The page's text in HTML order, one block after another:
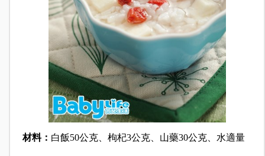
材料： 白飯50公克、枸杞3公克、山藥30公克、水適量